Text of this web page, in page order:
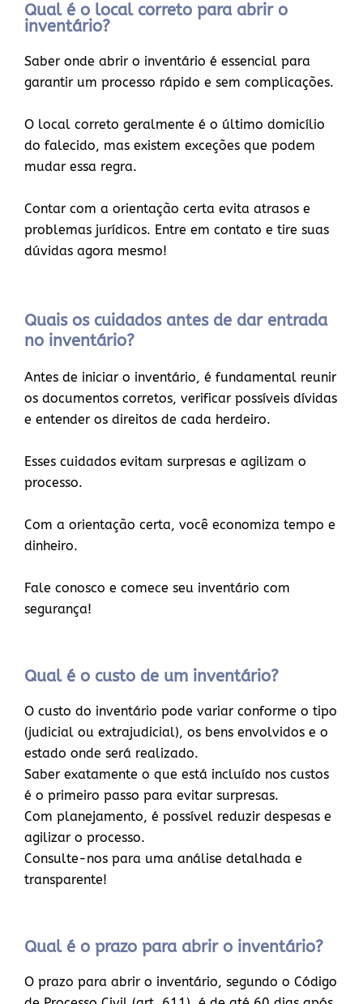
Qual é o local correto para abrir o
inventário?
Saber onde abrir o inventário é essencial para
garantir um processo rápido e sem complicações.
O local correto geralmente é o último domicílio
do falecido, mas existem exceções que podem
mudar essa regra.
Contar com a orientação certa evita atrasos e
problemas jurídicos. Entre em contato e tire suas
dúvidas agora mesmo!
Quais os cuidados antes de dar entrada
no inventário?
Antes de iniciar o inventário, é fundamental reunir
os documentos corretos, verificar possíveis dívidas
e entender os direitos de cada herdeiro.
Esses cuidados evitam surpresas e agilizam o
processo.
Com a orientação certa, você economiza tempo e
dinheiro.
Fale conosco e comece seu inventário com
segurança!
Qual é o custo de um inventário?
O custo do inventário pode variar conforme o tipo
(judicial ou extrajudicial), os bens envolvidos e o
estado onde será realizado.
Saber exatamente o que está incluído nos custos
é o primeiro passo para evitar surpresas.
Com planejamento, é possível reduzir despesas e
agilizar o processo.
Consulte-nos para uma análise detalhada e
transparente!
Qual é o prazo para abrir o inventário?
O prazo para abrir o inventário, segundo o Código